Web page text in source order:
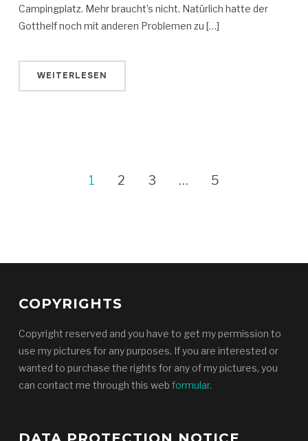
Campingplatz. Mehr braucht’s nicht. Natürlich hatte der
Gotthelf noch mit anderen Problemen zu […]
WEITERLESEN
1 2 3 … 5
COPYRIGHTS
Copyright reserved and you have to get my permission to
use my pictures for any purposes. If you are interested or
wanted to purchase the rights for any of my pictures, you
can contact me through this web formular.